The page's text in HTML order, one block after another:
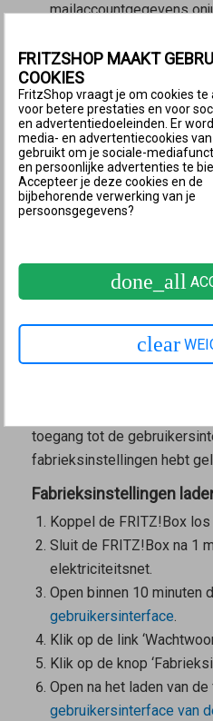
mailaccountgegevens
Belangrijk:Mogelijk werd
ongewenste reclame
geval ook de spammap
Klik in de e-mail op de
naar het menu
gebruikersinterface.
Klik bij de gebruiker in
Klik op ‘Toepassen’ om
opnieuw instellen
Als de mogelijkheid niet
toegang tot de
fabrieksinstellingen hebt
Fabrieksinstellingen
Koppel de FRITZ!Box
Sluit de FRITZ!Box na 1
elektriciteitsnet.
Open binnen 10 minuten
gebruikersinterface.
Klik op de link
Klik op de knop
Open na het laden van
gebruikersinterface van
FRITZSHOP MAAKT
COOKIES
FritzShop vraagt je om cookies te
voor betere prestaties en voor
en advertentiedoeleinden. Er
media- en advertentiecookies
gebruikt om je sociale-
en persoonlijke advertenties te
Accepteer je deze cookies en de
bijbehorende verwerking van je
persoonsgegevens?
done_all
clear